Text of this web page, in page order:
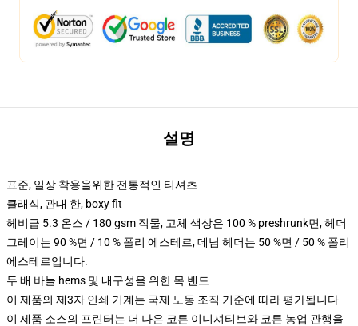
설명
표준, 일상 착용을위한 전통적인 티셔츠
클래식, 관대 한, boxy fit
헤비급 5.3 온스 / 180 gsm 직물, 고체 색상은 100 % preshrunk면, 헤더
그레이는 90 %면 / 10 % 폴리 에스테르, 데님 헤더는 50 %면 / 50 % 폴리
에스테르입니다.
두 배 바늘 hems 및 내구성을 위한 목 밴드
이 제품의 제3자 인쇄 기계는 국제 노동 조직 기준에 따라 평가됩니다
이 제품 소스의 프린터는 더 나은 코튼 이니셔티브와 코튼 농업 관행을